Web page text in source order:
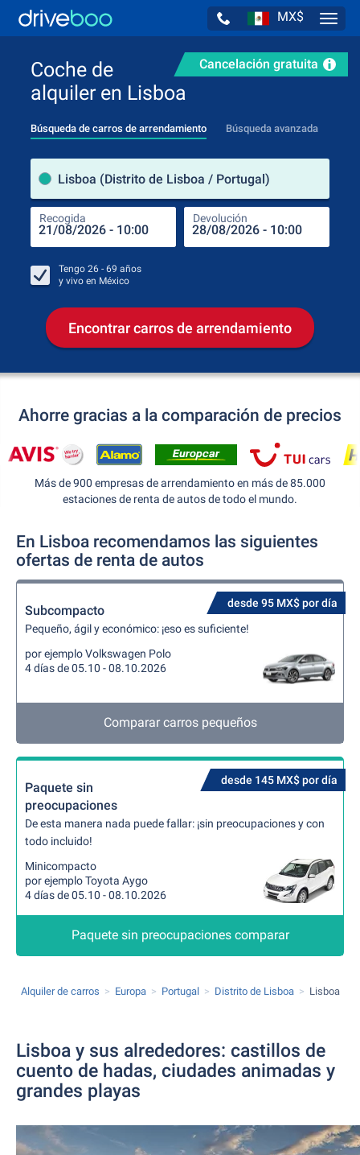
MX$
Cancelación gratuita
Coche de
alquiler en Lisboa
Búsqueda de carros de arrendamiento Búsqueda avanzada
Lisboa (Distrito de Lisboa / Portugal)
Recogida Devolución
Tengo 26 - 69 años
y vivo en México
Encontrar carros de arrendamiento
Ahorre gracias a la comparación de precios
Más de 900 empresas de arrendamiento en más de 85.000
estaciones de renta de autos de todo el mundo.
En Lisboa recomendamos las siguientes
ofertas de renta de autos
desde 95 MX$ por día
Subcompacto
Pequeño, ágil y económico: ¡eso es suficiente!
por ejemplo Volkswagen Polo
4 días de 05.10 - 08.10.2026
Comparar carros pequeños
desde 145 MX$ por día
Paquete sin
preocupaciones
De esta manera nada puede fallar: ¡sin preocupaciones y con
todo incluido!
Minicompacto
por ejemplo Toyota Aygo
4 días de 05.10 - 08.10.2026
Paquete sin preocupaciones comparar
Alquiler de carros Europa Portugal Distrito de Lisboa Lisboa
Lisboa y sus alrededores: castillos de
cuento de hadas, ciudades animadas y
grandes playas